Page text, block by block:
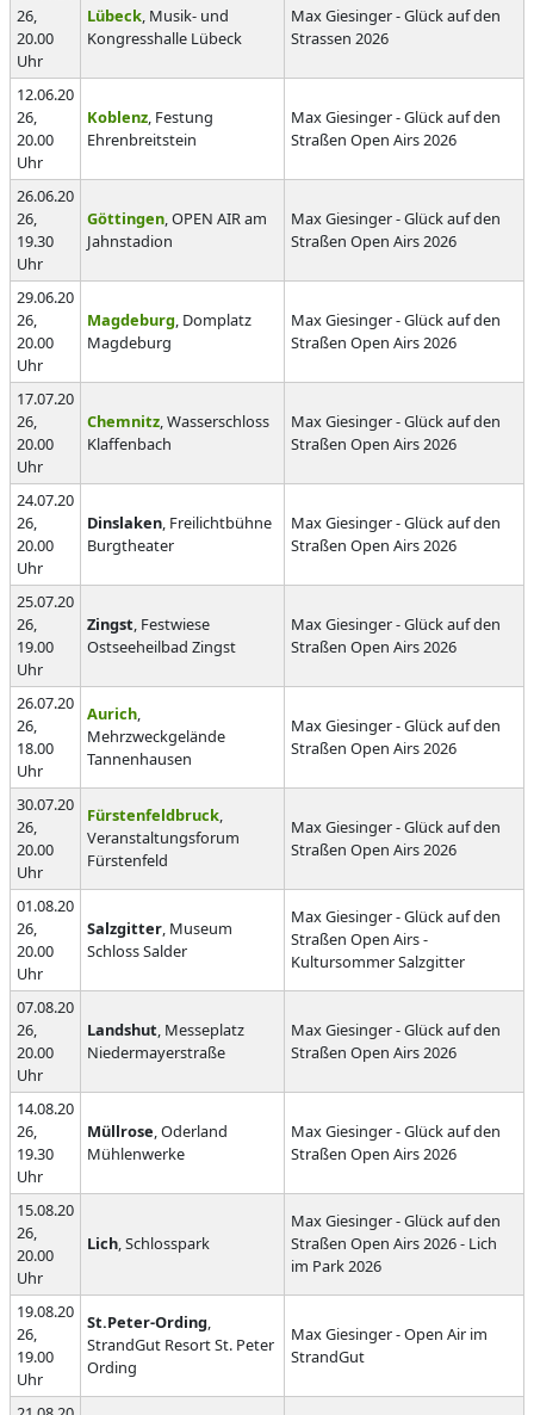
26,
20.00
Uhr
Lübeck, Musik- und
Kongresshalle Lübeck
Max Giesinger - Glück auf den
Strassen 2026
12.06.20
26,
20.00
Uhr
Koblenz, Festung
Ehrenbreitstein
Max Giesinger - Glück auf den
Straßen Open Airs 2026
26.06.20
26,
19.30
Uhr
Göttingen, OPEN AIR am
Jahnstadion
Max Giesinger - Glück auf den
Straßen Open Airs 2026
29.06.20
26,
20.00
Uhr
Magdeburg, Domplatz
Magdeburg
Max Giesinger - Glück auf den
Straßen Open Airs 2026
17.07.20
26,
20.00
Uhr
Chemnitz, Wasserschloss
Klaffenbach
Max Giesinger - Glück auf den
Straßen Open Airs 2026
24.07.20
26,
20.00
Uhr
Dinslaken, Freilichtbühne
Burgtheater
Max Giesinger - Glück auf den
Straßen Open Airs 2026
25.07.20
26,
19.00
Uhr
Zingst, Festwiese
Ostseeheilbad Zingst
Max Giesinger - Glück auf den
Straßen Open Airs 2026
26.07.20
26,
18.00
Uhr
Aurich,
Mehrzweckgelände
Tannenhausen
Max Giesinger - Glück auf den
Straßen Open Airs 2026
30.07.20
26,
20.00
Uhr
Fürstenfeldbruck,
Veranstaltungsforum
Fürstenfeld
Max Giesinger - Glück auf den
Straßen Open Airs 2026
01.08.20
26,
20.00
Uhr
Salzgitter, Museum
Schloss Salder
Max Giesinger - Glück auf den
Straßen Open Airs -
Kultursommer Salzgitter
07.08.20
26,
20.00
Uhr
Landshut, Messeplatz
Niedermayerstraße
Max Giesinger - Glück auf den
Straßen Open Airs 2026
14.08.20
26,
19.30
Uhr
Müllrose, Oderland
Mühlenwerke
Max Giesinger - Glück auf den
Straßen Open Airs 2026
15.08.20
26,
20.00
Uhr
Lich, Schlosspark
Max Giesinger - Glück auf den
Straßen Open Airs 2026 - Lich
im Park 2026
19.08.20
26,
19.00
Uhr
St.Peter-Ording,
StrandGut Resort St. Peter
Ording
Max Giesinger - Open Air im
StrandGut